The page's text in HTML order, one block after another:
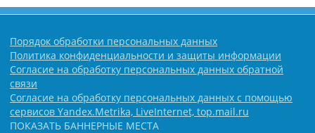
Порядок обработки персональных данных
Политика конфиденциальности и защиты информации
Согласие на обработку персональных данных обратной
связи
Согласие на обработку персональных данных с помощью
сервисов Yandex.Metrika, LiveInternet, top.mail.ru
ПОКАЗАТЬ БАННЕРНЫЕ МЕСТА